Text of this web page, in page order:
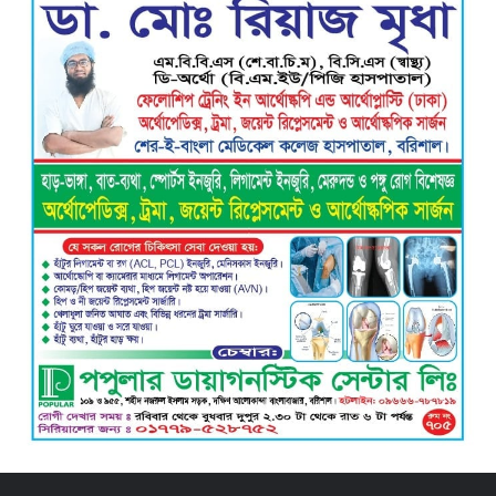
মাধ্যমিক বিদ্যালয়, এডহক কমিটির অভিষেকে
শিক্ষার মানোন্নয়নের অঙ্গীকার
বরিশালে গভীর রাতে বিশ্ববিদ্যালয়
শিক্ষার্থীদের তৎপরতায় অবৈধ বাল্কহেড এবং
লোড ড্রেজার জব্দ, ৪ জনের এক মাসের
কারাদণ্ড
ভয়াবহ বিস্ফোরণে কেঁপে উঠল বাকেরগঞ্জ:
আগুনে দগ্ধ নারী-শিশুসহ ৩, তুলাতলা নদীতে
ঝাঁপ দিয়ে প্রাণ বাঁচানোর চেষ্টা